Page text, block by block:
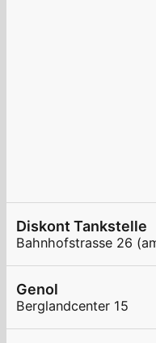
Diskont Tankstelle
Genol
Berglandcenter 15